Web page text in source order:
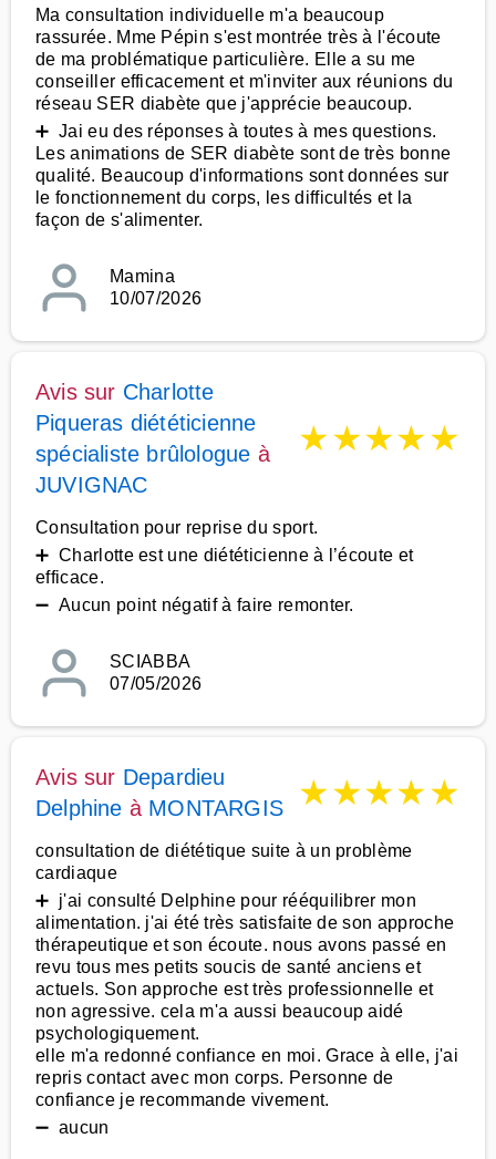
Ma consultation individuelle m'a beaucoup
rassurée. Mme Pépin s'est montrée très à l'écoute
de ma problématique particulière. Elle a su me
conseiller efficacement et m'inviter aux réunions du
réseau SER diabète que j'apprécie beaucoup.
➕ Jai eu des réponses à toutes à mes questions.
Les animations de SER diabète sont de très bonne
qualité. Beaucoup d'informations sont données sur
le fonctionnement du corps, les difficultés et la
façon de s'alimenter.
Mamina
10/07/2026
Avis sur Charlotte
Piqueras diététicienne
spécialiste brûlologue à
JUVIGNAC
★★★★★
Consultation pour reprise du sport.
➕ Charlotte est une diététicienne à l’écoute et
efficace.
➖ Aucun point négatif à faire remonter.
SCIABBA
07/05/2026
Avis sur Depardieu
Delphine à MONTARGIS ★★★★★
consultation de diététique suite à un problème
cardiaque
➕ j'ai consulté Delphine pour rééquilibrer mon
alimentation. j'ai été très satisfaite de son approche
thérapeutique et son écoute. nous avons passé en
revu tous mes petits soucis de santé anciens et
actuels. Son approche est très professionnelle et
non agressive. cela m'a aussi beaucoup aidé
psychologiquement.
elle m'a redonné confiance en moi. Grace à elle, j'ai
repris contact avec mon corps. Personne de
confiance je recommande vivement.
➖ aucun